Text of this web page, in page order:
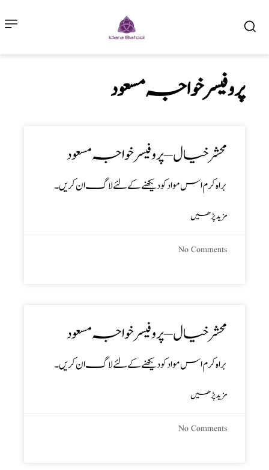
پروفیسر خواجہ مسعود
محشر خیال – پروفیسر خواجہ مسعود
براہ کرم اس مواد کو دیکھنے کے لئے لاگ ان کریں۔
مزید پڑھیں
No Comments
محشر خیال – پروفیسر خواجہ مسعود
براہ کرم اس مواد کو دیکھنے کے لئے لاگ ان کریں۔
مزید پڑھیں
No Comments